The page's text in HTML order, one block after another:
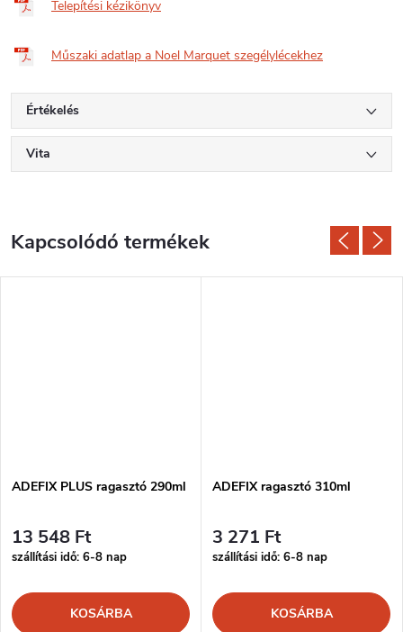
Telepítési kézikönyv
Műszaki adatlap a Noel Marquet szegélylécekhez
Értékelés
Vita
Kapcsolódó termékek
ADEFIX PLUS ragasztó 290ml
13 548 Ft
szállítási idő: 6-8 nap
KOSÁRBA
ADEFIX ragasztó 310ml
3 271 Ft
szállítási idő: 6-8 nap
KOSÁRBA